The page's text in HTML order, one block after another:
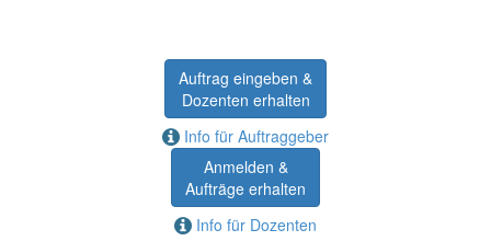
Auftrag eingeben &
Dozenten erhalten
Info für Auftraggeber
Anmelden &
Aufträge erhalten
Info für Dozenten